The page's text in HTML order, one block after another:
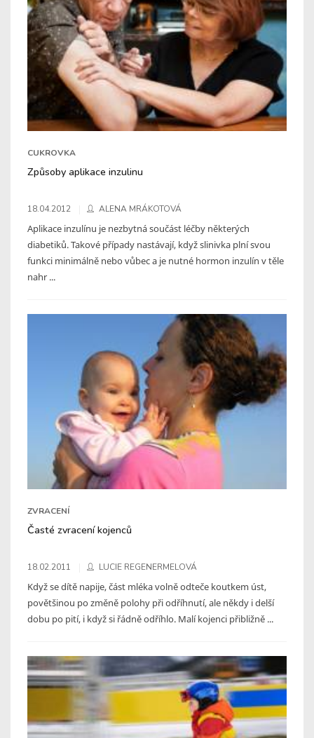
CUKROVKA
Způsoby aplikace inzulinu
18.04.2012 ALENA MRÁKOTOVÁ
Aplikace inzulínu je nezbytná součást léčby některých
diabetiků. Takové případy nastávají, když slinivka plní svou
funkci minimálně nebo vůbec a je nutné hormon inzulín v těle
nahr ...
ZVRACENÍ
Časté zvracení kojenců
18.02.2011 LUCIE REGENERMELOVÁ
Když se dítě napije, část mléka volně odteče koutkem úst,
povětšinou po změně polohy při odříhnutí, ale někdy i delší
dobu po pití, i když si řádně odříhlo. Malí kojenci přibližně ...